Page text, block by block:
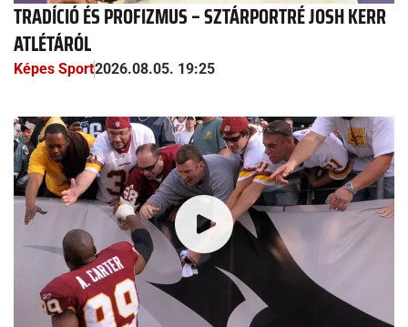
TRADÍCIÓ ÉS PROFIZMUS – SZTÁRPORTRÉ JOSH KERR
ATLÉTÁRÓL
Képes Sport2026.08.05. 19:25